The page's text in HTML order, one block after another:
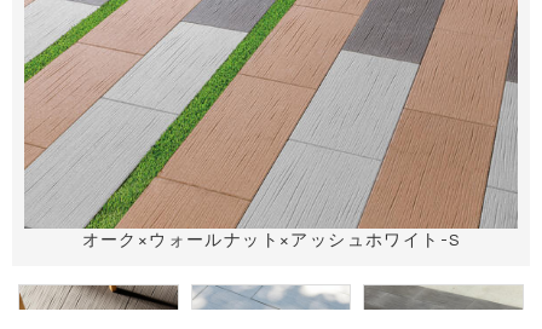
オーク×ウォールナット×アッシュホワイト-S